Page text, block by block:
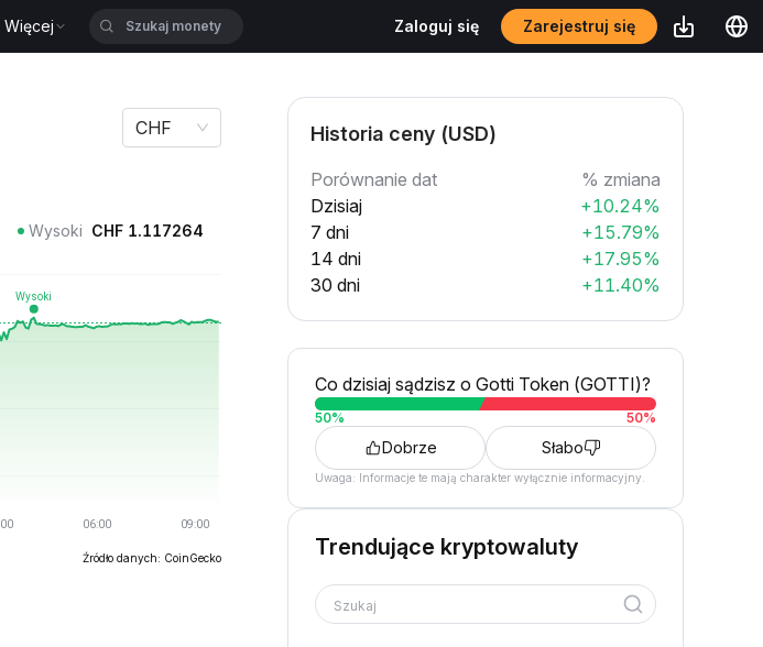
Więcej Zaloguj się Zarejestruj się
CHF
Wysoki CHF 1.117264
Źródło danych: CoinGecko
Historia ceny (USD)
Porównanie dat
% zmiana
Dzisiaj
+10.24%
7 dni
+15.79%
14 dni
+17.95%
30 dni
+11.40%
Co dzisiaj sądzisz o Gotti Token (GOTTI)?
50% 50%
Dobrze Słabo
Uwaga: Informacje te mają charakter wyłącznie informacyjny.
Trendujące kryptowaluty
Szukaj